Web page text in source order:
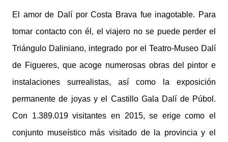
El amor de Dalí por Costa Brava fue inagotable. Para
tomar contacto con él, el viajero no se puede perder el
Triángulo Daliniano, integrado por el Teatro-Museo Dalí
de Figueres, que acoge numerosas obras del pintor e
instalaciones surrealistas, así como la exposición
permanente de joyas y el Castillo Gala Dalí de Púbol.
Con 1.389.019 visitantes en 2015, se erige como el
conjunto museístico más visitado de la provincia y el